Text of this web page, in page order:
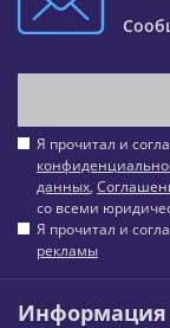
Я прочитал и
данных,
со всеми
Я прочитал и
рекламы
Информация